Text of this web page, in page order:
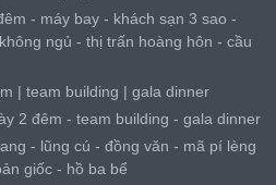
- máy bay - khách sạn 3 sao -
ngủ - thị trấn hoàng hôn - cầu
| team building | gala dinner
2 đêm - team building - gala dinner
- lũng cú - đồng văn - mã pí lèng
giốc - hồ ba bể